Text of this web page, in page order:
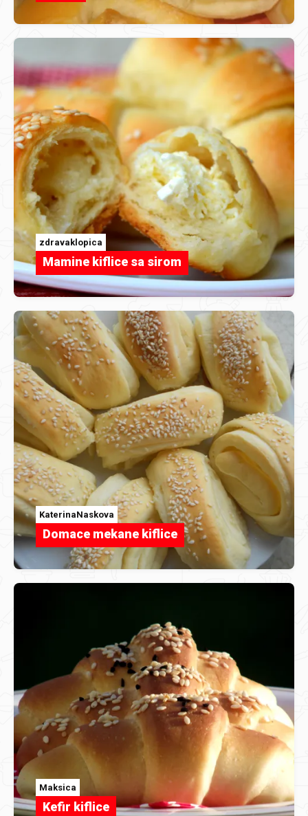
zdravaklopica
Mamine kiflice sa sirom
KaterinaNaskova
Domace mekane kiflice
Maksica
Kefir kiflice